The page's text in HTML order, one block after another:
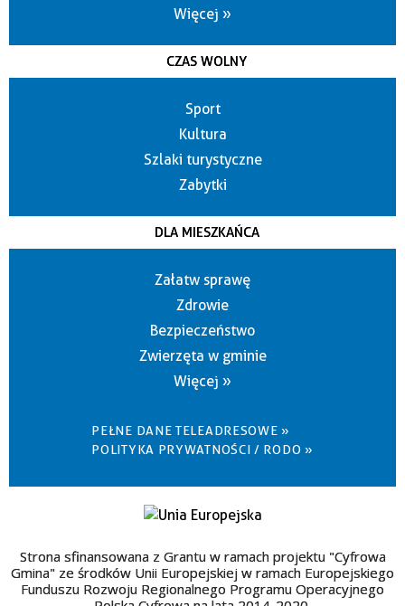
Więcej »
CZAS WOLNY
Sport
Kultura
Szlaki turystyczne
Zabytki
DLA MIESZKAŃCA
Załatw sprawę
Zdrowie
Bezpieczeństwo
Zwierzęta w gminie
Więcej »
PEŁNE DANE TELEADRESOWE »
POLITYKA PRYWATNOŚCI / RODO »
Strona sfinansowana z Grantu w ramach projektu "Cyfrowa
Gmina" ze środków Unii Europejskiej w ramach Europejskiego
Funduszu Rozwoju Regionalnego Programu Operacyjnego